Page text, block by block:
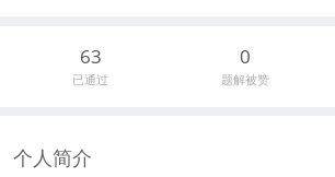
63
已通过
0
题解被赞
个人简介